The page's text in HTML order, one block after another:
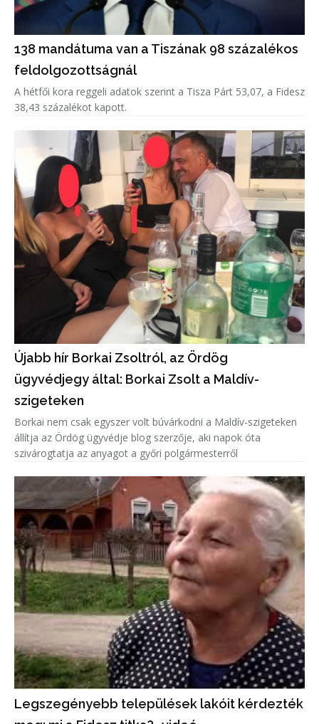
138 mandátuma van a Tiszának 98 százalékos
feldolgozottságnál
A hétfői kora reggeli adatok szerint a Tisza Párt 53,07, a Fidesz
38,43 százalékot kapott.
Újabb hír Borkai Zsoltról, az Ördög
ügyvédjegy által: Borkai Zsolt a Maldív-
szigeteken
Borkai nem csak egyszer volt búvárkodni a Maldív-szigeteken
állítja az Ördög ügyvédje blog szerzője, aki napok óta
szivárogtatja az anyagot a győri polgármesterről
Legszegényebb települések lakóit kérdezték